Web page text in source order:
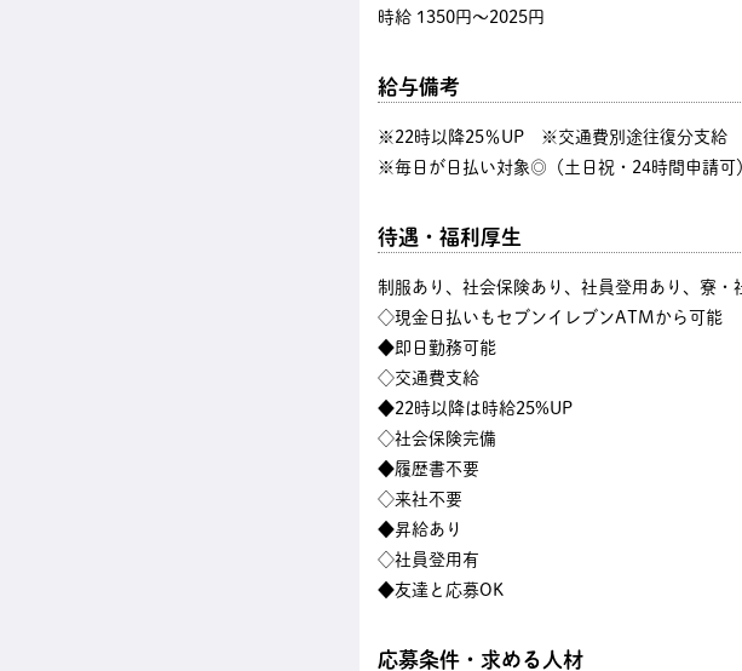
時給 1350円〜2025円
給与備考
※22時以降25％UP ※交通費別途往復分支給
※毎日が日払い対象◎（土日祝・24時間申請可
待遇・福利厚生
制服あり、社会保険あり、社員登用あり、寮
◇現金日払いもセブンイレブンATMから可能
◆即日勤務可能
◇交通費支給
◆22時以降は時給25%UP
◇社会保険完備
◆履歴書不要
◇来社不要
◆昇給あり
◇社員登用有
◆友達と応募OK
応募条件・求める人材